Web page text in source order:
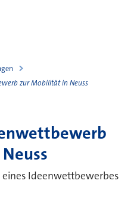
zur Mobilität in Neuss
Ideenwettbewerbes